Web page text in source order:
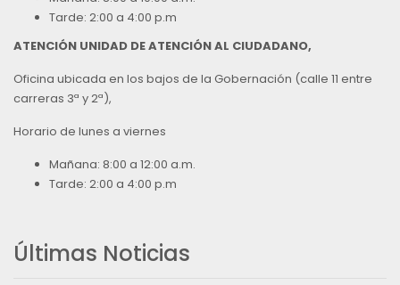
Tarde: 2:00 a 4:00 p.m
ATENCIÓN UNIDAD DE ATENCIÓN AL CIUDADANO,
Oficina ubicada en los bajos de la Gobernación (calle 11 entre
carreras 3ª y 2ª),
Horario de lunes a viernes
Mañana: 8:00 a 12:00 a.m.
Tarde: 2:00 a 4:00 p.m
Últimas Noticias